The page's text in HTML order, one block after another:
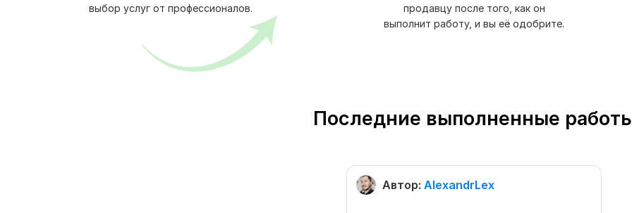
выбор услуг от профессионалов.
продавцу после того, как он
выполнит работу, и вы её одобрите.
Последние выполненные
Автор: AlexandrLex